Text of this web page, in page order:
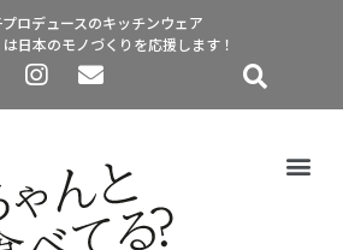
ロデュースのキッチンウェア
は日本のモノづくりを応援します！